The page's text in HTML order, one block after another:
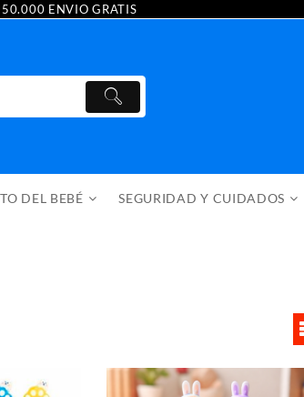
ENVIO GRATIS
DEL BEBÉ SEGURIDAD Y CUIDADOS